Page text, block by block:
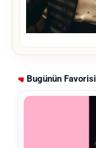
Bugünün Favorisi